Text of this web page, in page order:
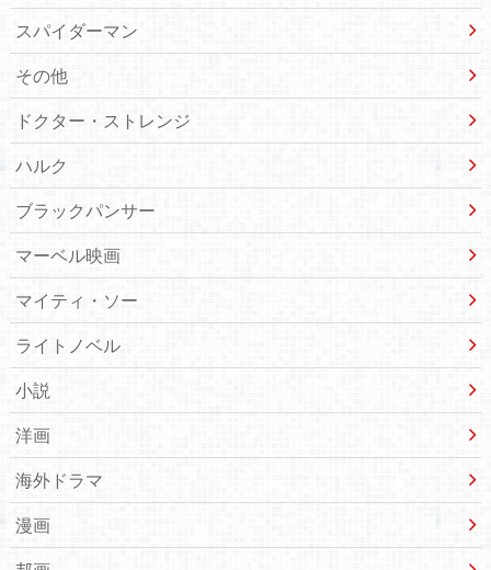
スパイダーマン
その他
ドクター・ストレンジ
ハルク
ブラックパンサー
マーベル映画
マイティ・ソー
ライトノベル
小説
洋画
海外ドラマ
漫画